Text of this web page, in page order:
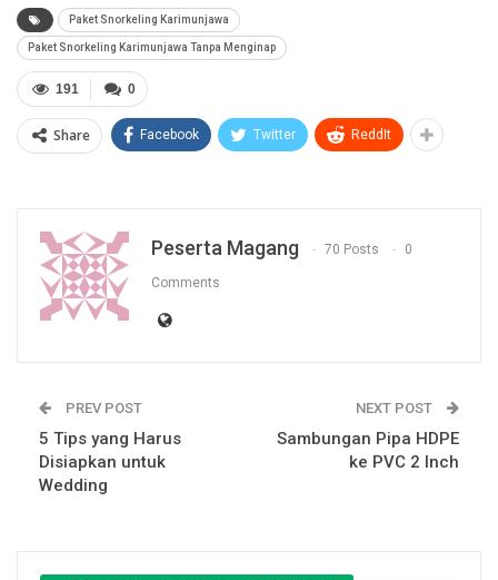
Paket Snorkeling Karimunjawa
Paket Snorkeling Karimunjawa Tanpa Menginap
0
191
Share Facebook Twitter ReddIt
Peserta Magang 70 Posts 0
Comments
PREV POST
5 Tips yang Harus
Disiapkan untuk
Wedding
NEXT POST
Sambungan Pipa HDPE
ke PVC 2 Inch